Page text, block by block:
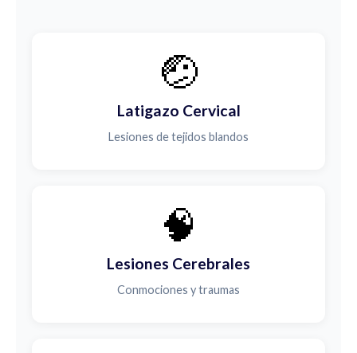
🤕
Latigazo Cervical
Lesiones de tejidos blandos
🧠
Lesiones Cerebrales
Conmociones y traumas